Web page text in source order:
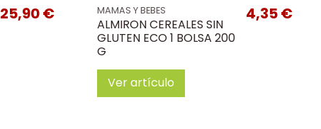
25,90 € MAMAS Y BEBES
ALMIRON CEREALES SIN
GLUTEN ECO 1 BOLSA 200
G
4,35 €
Ver artículo